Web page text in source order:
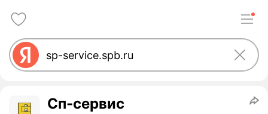
Сп-сервис